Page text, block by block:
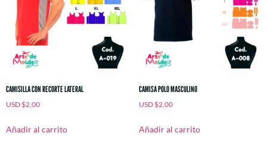
CAMISILLA CON RECORTE LATERAL
USD $2,00
Añadir al carrito
CAMISA POLO MASCULINO
USD $2,00
Añadir al carrito